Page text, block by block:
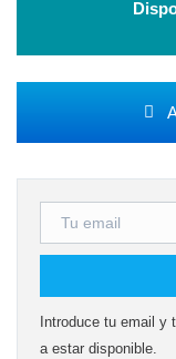
Introduce tu email
a estar disponible.